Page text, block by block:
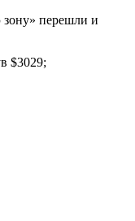
перешли и
$3029;